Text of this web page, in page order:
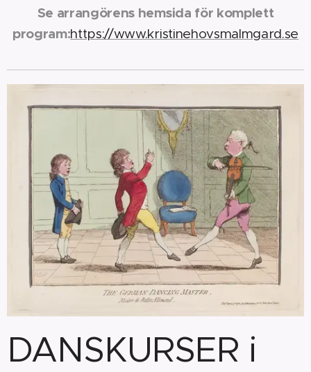
Se arrangörens hemsida för komplett
program:https://www.kristinehovsmalmgard.se
DANSKURSER i